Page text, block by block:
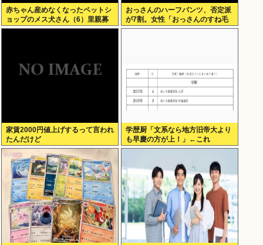
赤ちゃん産めなくなったペットシ
ョップのメス犬さん（6）里親募
集されてしまうwww
おっさんのハーフパンツ、否定派
が7割。女性「おっさんのすね毛
なんて見たくないじゃないですか
家賃2000円値上げするって言われ
たんだけど
学歴厨「文系なら地方旧帝大より
も早慶の方が上！」←これ